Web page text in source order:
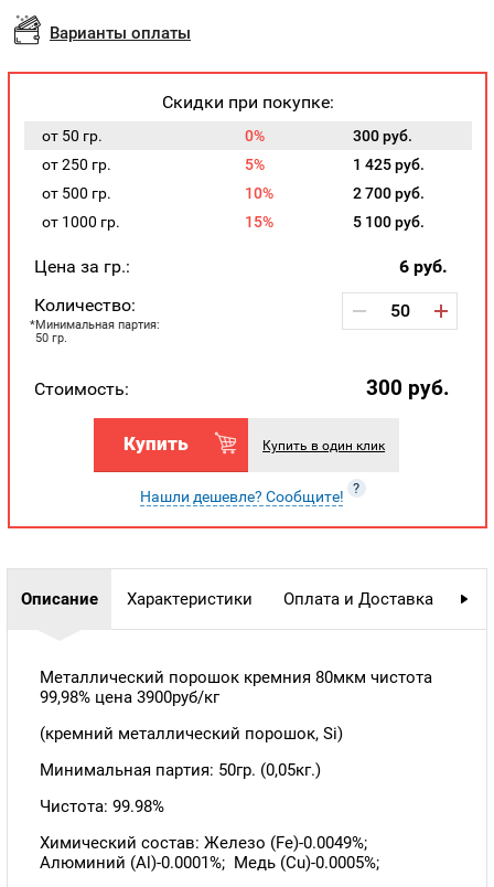
Варианты оплаты
Скидки при покупке:
от 50 гр. 0%
300 руб.
от 250 гр.
5%
1 425 руб.
от 500 гр.
10%
2 700 руб.
от 1000 гр.
15% 5 100 руб.
Цена за гр.: 6 руб.
Количество:
Минимальная партия:
50 гр.
Стоимость: 300 руб.
Купить Купить в один клик
Нашли дешевле? Сообщите! ?
Описание Характеристики Оплата и Доставка
Металлический порошок кремния 80мкм чистота
99,98% цена 3900руб/кг
(кремний металлический порошок, Si)
Минимальная партия: 50гр. (0,05кг.)
Чистота: 99.98%
Химический состав: Железо (Fe)-0.0049%;
Алюминий (Al)-0.0001%; Медь (Cu)-0.0005%;